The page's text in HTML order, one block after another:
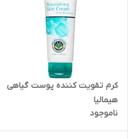
کرم تقویت کننده پوست گیاهی
هیمالیا
ناموجود